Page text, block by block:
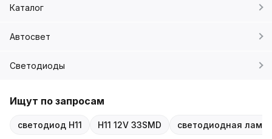
Каталог
Автосвет
Светодиоды
Ищут по запросам
светодиод H11 H11 12V 33SMD светодиодная лампа